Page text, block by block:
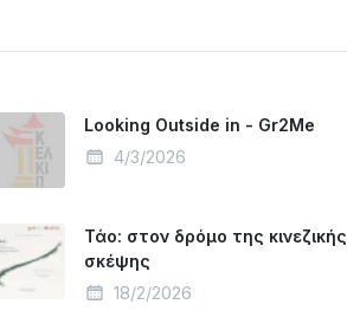
Looking Outside in - Gr2Me
4/3/2026
Τάο: στον δρόμο της κινεζικής
σκέψης
18/2/2026